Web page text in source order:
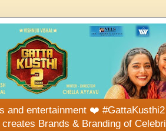
and entertainment ❤️
Brands & Branding of